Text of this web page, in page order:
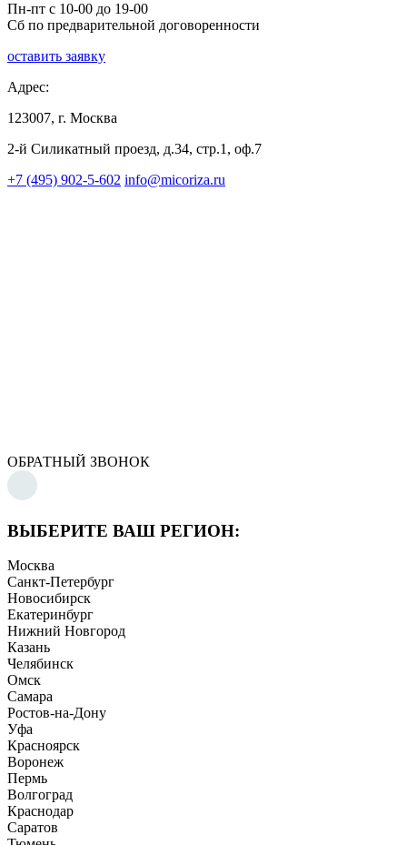
Пн-пт с 10-00 до 19-00
Сб по предварительной договоренности
оставить заявку
Адрес:
123007, г. Москва
2-й Силикатный проезд, д.34, стр.1, оф.7
+7 (495) 902-5-602 info@micoriza.ru
ОБРАТНЫЙ ЗВОНОК
ВЫБЕРИТЕ ВАШ РЕГИОН:
Москва
Санкт-Петербург
Новосибирск
Екатеринбург
Нижний Новгород
Казань
Челябинск
Омск
Самара
Ростов-на-Дону
Уфа
Красноярск
Воронеж
Пермь
Волгоград
Краснодар
Саратов